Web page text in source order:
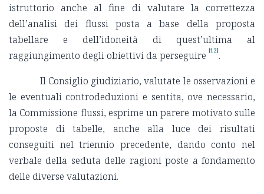
istruttorio anche al fine di valutare la correttezza
dell’analisi dei flussi posta a base della proposta
tabellare e dell’idoneità di quest’ultima al
raggiungimento degli obiettivi da perseguire [12].
Il Consiglio giudiziario, valutate le osservazioni e
le eventuali controdeduzioni e sentita, ove necessario,
la Commissione flussi, esprime un parere motivato sulle
proposte di tabelle, anche alla luce dei risultati
conseguiti nel triennio precedente, dando conto nel
verbale della seduta delle ragioni poste a fondamento
delle diverse valutazioni.